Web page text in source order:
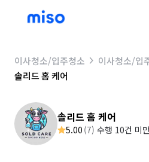
이사청소/입주청소
이사청소/입
솔리드 홈 케어
솔리드 홈 케어
5.00 (7) 수행 10건 미